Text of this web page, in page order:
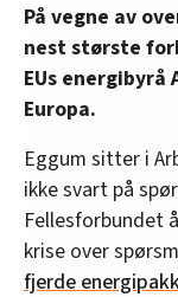
På vegne av
nest største
EUs
Europa.
Eggum sitter i
ikke svart på
Fellesforbundet
krise over
fjerde